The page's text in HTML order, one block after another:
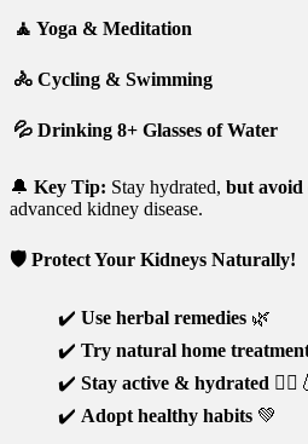
🧘 Yoga & Meditation
🚴 Cycling & Swimming
💦 Drinking 8+ Glasses of Water
🔔 Key Tip: Stay hydrated, but
advanced kidney disease.
🛡️ Protect Your Kidneys Naturally!
✔️ Use herbal remedies 🌿
✔️ Try natural home
✔️ Stay active & hydrated
✔️ Adopt healthy habits 💚